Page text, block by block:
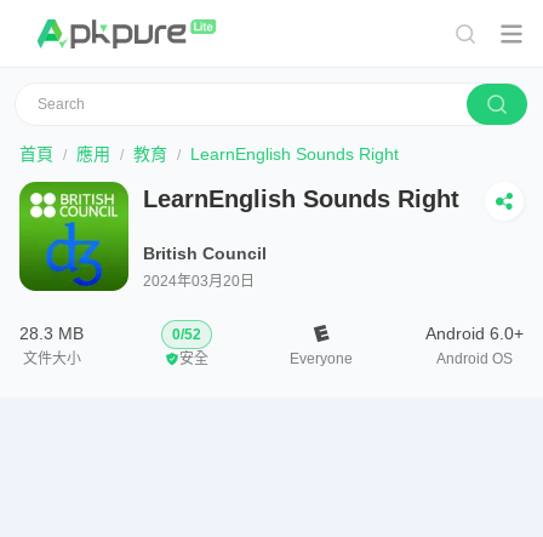
首頁 應用 教育 LearnEnglish Sounds Right
LearnEnglish Sounds Right
British Council
2024年03月20日
28.3 MB
文件大小
0/52
安全
Everyone
Android 6.0+
Android OS